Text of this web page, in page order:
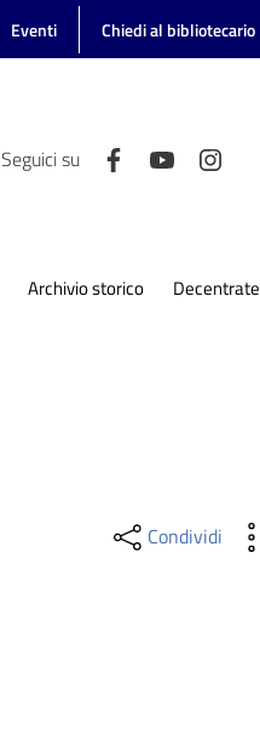
Eventi Chiedi al bibliotecario
Seguici su
Archivio storico Decentrate
Condividi